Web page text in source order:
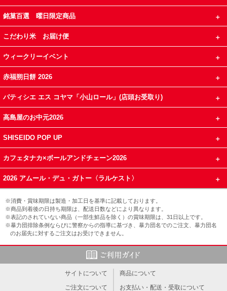
銘菓百選 曜日限定商品
こだわり米 お届け便
ウィークリーイベント
赤福朔日餅 2026
パティシエ エス コヤマ「小山ロール」(店頭お受取り)
高島屋のお中元2026
SHISEIDO POP UP
カフェタナカ×ボールアンドチェーン2026
2026 アムール・デュ・ガトー〈ラルケスト〉
※消費・賞味期限は製造・加工日を基準に記載しております。
※商品到着後の日持ち期限は、配送日数などにより異なります。
※表記のされていない商品（一部生鮮品を除く）の賞味期限は、31日以上です。
※暴力団排除条例ならびに警察からの指導に基づき、暴力団名でのご注文、暴力団名
のお届先に対するご注文はお受けできません。
サイトについて
商品について
ご注文について
お支払い・配送・受取について